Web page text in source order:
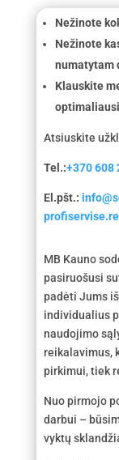
Nežinote
Nežinote
numatytam
Klauskite
Atsiuskite
Tel.:+370 608
El.pšt.:
MB Kauno
pasiruošusi
padėti Jums
individualius
naudojimo
reikalavimus,
pirkimui, tiek
Nuo pirmojo
darbui –
vyktų